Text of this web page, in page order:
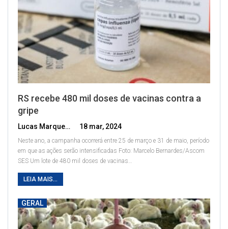
RS recebe 480 mil doses de vacinas contra a
gripe
Lucas Marques 18 mar, 2024
Neste ano, a campanha ocorrerá entre 25 de março e 31 de maio, período
em que as ações serão intensificadas Foto: Marcelo Bernardes/Ascom
SES Um lote de 480 mil doses de vacinas
LEIA MAIS...
GERAL